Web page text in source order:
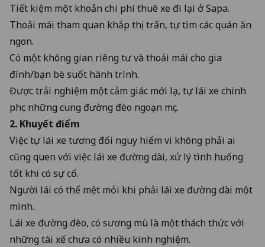
Tiết kiệm một khoản chi phí thuê xe đi lại ở Sapa.
Thoải mái tham quan khắp thị trấn, tự tìm các quán ăn
ngon.
Có một không gian riêng tư và thoải mái cho gia
đình/bạn bè suốt hành trình.
Được trải nghiệm một cảm giác mới lạ, tự lái xe chinh
phục những cung đường đèo ngoạn mục.
2. Khuyết điểm
Việc tự lái xe tương đối nguy hiểm vì không phải ai
cũng quen với việc lái xe đường dài, xử lý tình huống
tốt khi có sự cố.
Người lái có thể mệt mỏi khi phải lái xe đường dài một
mình.
Lái xe đường đèo, có sương mù là một thách thức với
những tài xế chưa có nhiều kinh nghiệm.